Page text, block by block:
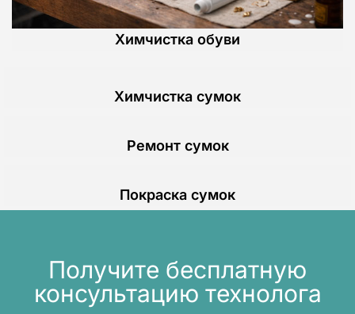
Химчистка обуви
Химчистка сумок
Ремонт сумок
Покраска сумок
Получите бесплатную
консультацию технолога